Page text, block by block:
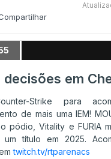
decisões em
Strike para
de mais uma IEM!
pódio, Vitality e FURIA
um título em 2025.
twitch.tv/rtparenacs